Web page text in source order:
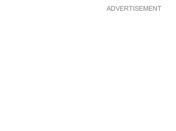
ADVERTISEMENT